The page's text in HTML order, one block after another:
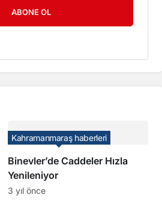
ABONE OL
Binevler’de Caddeler Hızla
Yenileniyor
Kahramanmaraş haberleri
3 yıl önce